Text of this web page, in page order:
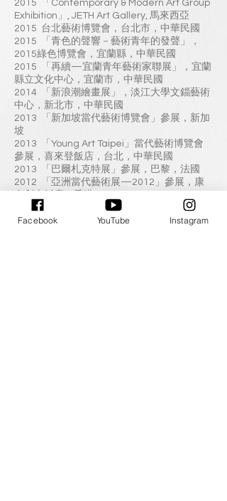
2015 「Contemporary & Modern Art Group
Exhibition」, JETH Art Gallery, 馬來西亞
2015 台北藝術博覽會，台北市，中華民國
2015 「青色的聲響－藝術青年的發聲」，
2015綠色博覽會，宜蘭縣，中華民國
2015 「再續—宜蘭青年藝術家聯展」，宜蘭
縣立文化中心，宜蘭市，中華民國
2014 「新浪潮繪畫展」，淡江大學文錙藝術
中心，新北市，中華民國
2013 「新加坡當代藝術博覽會」參展，新加
坡
2013 「Young Art Taipei」當代藝術博覽會
參展，喜來登飯店，台北，中華民國
2013 「巴爾札克特展」參展，巴黎，法國
2012 「亞洲當代藝術展—2012」參展，康
2012 「失控的年代The Age of Unrest-國際
年輕藝術家群展」，德鴻藝廊，台南，中華民
Facebook YouTube Instagram